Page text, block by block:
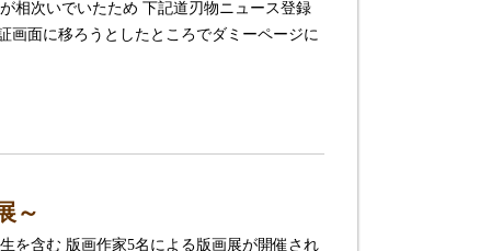
相次いでいたため 下記道刃物ニュース登録
画面に移ろうとしたところでダミーページに
～
を含む 版画作家5名による版画展が開催され